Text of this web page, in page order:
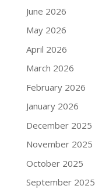
June 2026
May 2026
April 2026
March 2026
February 2026
January 2026
December 2025
November 2025
October 2025
September 2025